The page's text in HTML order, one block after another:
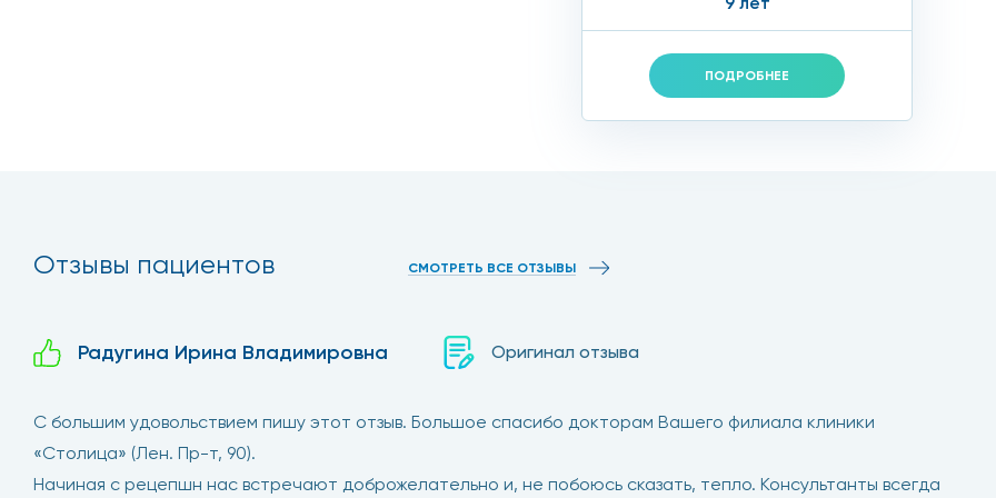
ПОДРОБНЕЕ
Отзывы пациентов СМОТРЕТЬ ВСЕ ОТЗЫВЫ
Радугина Ирина Владимировна Оригинал отзыва
С большим удовольствием пишу этот отзыв. Большое спасибо докторам Вашего филиала клиники
«Столица» (Лен. Пр-т, 90).
Начиная с рецепшн нас встречают доброжелательно и, не побоюсь сказать, тепло. Консультанты всегда